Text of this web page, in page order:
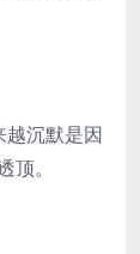
沉默是因
。